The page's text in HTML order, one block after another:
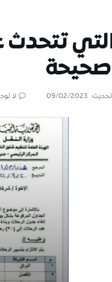
صحيحة
تحديث: 09/02/2023 لا